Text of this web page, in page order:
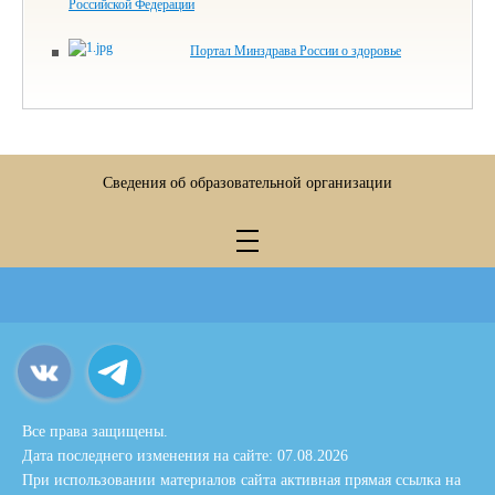
Российской Федерации
Портал Минздрава России о здоровье
Сведения об образовательной организации
Все права защищены.
Дата последнего изменения на сайте: 07.08.2026
При использовании материалов сайта активная прямая ссылка на